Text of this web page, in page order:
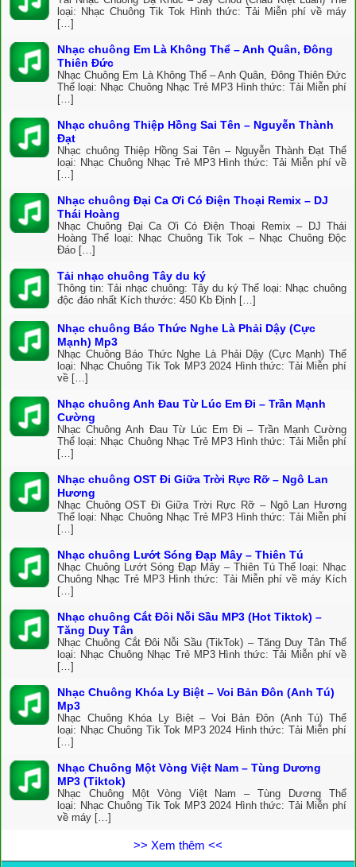
loại: Nhạc Chuông Tik Tok Hình thức: Tải Miễn phí về máy
[…]
Nhạc chuông Em Là Không Thể – Anh Quân, Đông
Thiên Đức
Nhạc Chuông Em Là Không Thể – Anh Quân, Đông Thiên Đức
Thể loại: Nhạc Chuông Nhạc Trẻ MP3 Hình thức: Tải Miễn phí
[…]
Nhạc chuông Thiệp Hồng Sai Tên – Nguyễn Thành
Đạt
Nhạc chuông Thiệp Hồng Sai Tên – Nguyễn Thành Đạt Thể
loại: Nhạc Chuông Nhạc Trẻ MP3 Hình thức: Tải Miễn phí về
[…]
Nhạc chuông Đại Ca Ơi Có Điện Thoại Remix – DJ
Thái Hoàng
Nhạc Chuông Đại Ca Ơi Có Điện Thoại Remix – DJ Thái
Hoàng Thể loại: Nhạc Chuông Tik Tok – Nhạc Chuông Độc
Đáo […]
Tải nhạc chuông Tây du ký
Thông tin: Tải nhạc chuông: Tây du ký Thể loại: Nhạc chuông
độc đáo nhất Kích thước: 450 Kb Định […]
Nhạc chuông Báo Thức Nghe Là Phải Dậy (Cực
Mạnh) Mp3
Nhạc Chuông Báo Thức Nghe Là Phải Dậy (Cực Mạnh) Thể
loại: Nhạc Chuông Tik Tok MP3 2024 Hình thức: Tải Miễn phí
về […]
Nhạc chuông Anh Đau Từ Lúc Em Đi – Trần Mạnh
Cường
Nhạc Chuông Anh Đau Từ Lúc Em Đi – Trần Mạnh Cường
Thể loại: Nhạc Chuông Nhạc Trẻ MP3 Hình thức: Tải Miễn phí
[…]
Nhạc chuông OST Đi Giữa Trời Rực Rỡ – Ngô Lan
Hương
Nhạc Chuông OST Đi Giữa Trời Rực Rỡ – Ngô Lan Hương
Thể loại: Nhạc Chuông Nhạc Trẻ MP3 Hình thức: Tải Miễn phí
[…]
Nhạc chuông Lướt Sóng Đạp Mây – Thiên Tú
Nhạc Chuông Lướt Sóng Đạp Mây – Thiên Tú Thể loại: Nhạc
Chuông Nhạc Trẻ MP3 Hình thức: Tải Miễn phí về máy Kích
[…]
Nhạc chuông Cắt Đôi Nỗi Sầu MP3 (Hot Tiktok) –
Tăng Duy Tân
Nhạc Chuông Cắt Đôi Nỗi Sầu (TikTok) – Tăng Duy Tân Thể
loại: Nhạc Chuông Nhạc Trẻ MP3 Hình thức: Tải Miễn phí về
[…]
Nhạc Chuông Khóa Ly Biệt – Voi Bản Đôn (Anh Tú)
Mp3
Nhạc Chuông Khóa Ly Biệt – Voi Bản Đôn (Anh Tú) Thể
loại: Nhạc Chuông Tik Tok MP3 2024 Hình thức: Tải Miễn phí
[…]
Nhạc Chuông Một Vòng Việt Nam – Tùng Dương
MP3 (Tiktok)
Nhạc Chuông Một Vòng Việt Nam – Tùng Dương Thể
loại: Nhạc Chuông Tik Tok MP3 2024 Hình thức: Tải Miễn phí
về máy […]
>> Xem thêm <<